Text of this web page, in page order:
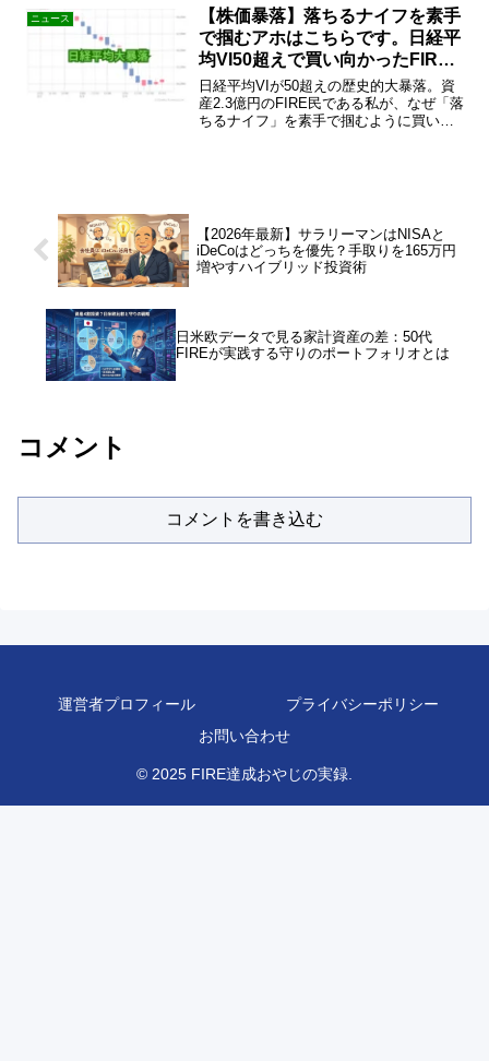
の最適解を解説。損をしたくない方必見
です。
ニュース
【株価暴落】落ちるナイフを素手
で掴むアホはこちらです。日経平
均VI50超えで買い向かったFIRE
民
日経平均VIが50超えの歴史的大暴落。資
産2.3億円のFIRE民である私が、なぜ「落
ちるナイフ」を素手で掴むように買い向
【2026年最新】サラリーマンはNISAと
iDeCoはどっちを優先？手取りを165万円
増やすハイブリッド投資術
日米欧データで見る家計資産の差：50代
FIREが実践する守りのポートフォリオとは
コメント
コメントを書き込む
運営者プロフィール
プライバシーポリシー
お問い合わせ
© 2025 FIRE達成おやじの実録.